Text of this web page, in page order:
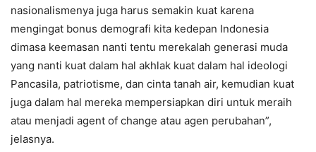
nasionalismenya juga harus semakin kuat karena
mengingat bonus demografi kita kedepan Indonesia
dimasa keemasan nanti tentu merekalah generasi muda
yang nanti kuat dalam hal akhlak kuat dalam hal ideologi
Pancasila, patriotisme, dan cinta tanah air, kemudian kuat
juga dalam hal mereka mempersiapkan diri untuk meraih
atau menjadi agent of change atau agen perubahan”,
jelasnya.